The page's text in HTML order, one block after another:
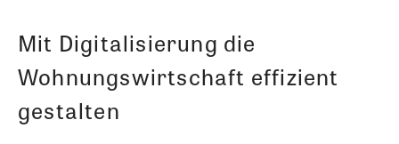
Mit Digitalisierung die
Wohnungswirtschaft effizient
gestalten